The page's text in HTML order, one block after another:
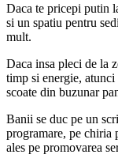
Daca te pricepi putin
si un spatiu pentru
mult.
Daca insa pleci de la
timp si energie, atunci
scoate din buzunar
Banii se duc pe un
programare, pe chiria
ales pe promovarea